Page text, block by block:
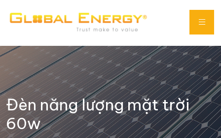
Đèn năng lượng mặt trời
60w